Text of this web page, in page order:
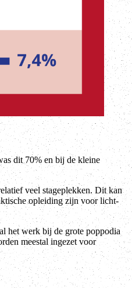
dit 70% en bij de kleine
veel stageplekken. Dit kan
opleiding zijn voor licht-
het werk bij de grote poppodia
meestal ingezet voor